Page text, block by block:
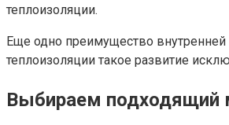
теплоизоляции.
Еще одно преимущество
теплоизоляции такое развитие
Выбираем подходящий